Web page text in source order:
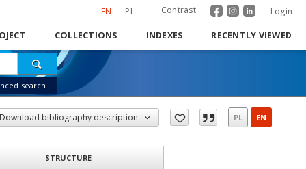
EN PL Contrast Login
COLLECTIONS INDEXES RECENTLY VIEWED
search
Download bibliography description PL EN
STRUCTURE